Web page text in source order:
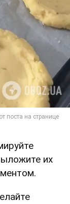
их